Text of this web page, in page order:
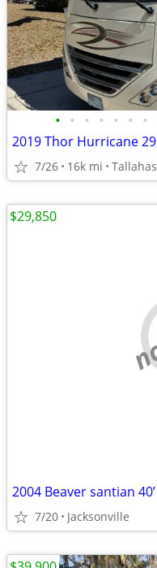
• • • • • • •
2019 Thor Hurricane
7/26 16k mi
2004 Beaver santian
7/20 Jacksonville
$29,850